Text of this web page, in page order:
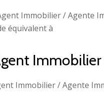
Immobilier / Agente
équivalent à
Immobilier / Agente